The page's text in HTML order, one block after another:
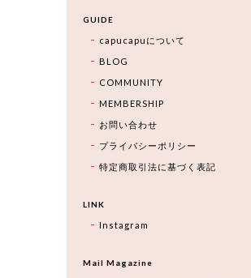
GUIDE
capucapuについて
BLOG
COMMUNITY
MEMBERSHIP
お問い合わせ
プライバシーポリシー
特定商取引法に基づく表記
LINK
Instagram
Mail Magazine